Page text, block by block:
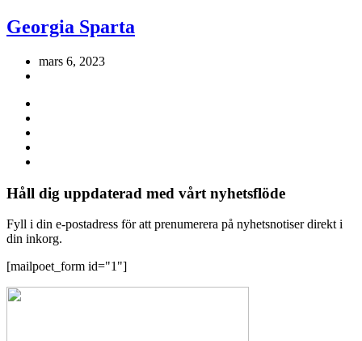
Georgia Sparta
mars 6, 2023
Håll dig uppdaterad med vårt nyhetsflöde
Fyll i din e-postadress för att prenumerera på nyhetsnotiser direkt i
din inkorg.
[mailpoet_form id="1"]